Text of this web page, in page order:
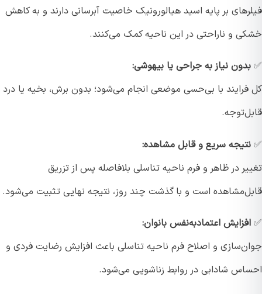
بر پایه اسید هیالورونیک خاصیت آبرسانی دارند و به کاهش
و ناراحتی در این ناحیه کمک می‌کنند.
نیاز به جراحی یا بیهوشی:
با بی‌حسی موضعی انجام می‌شود؛ بدون برش، بخیه یا درد
سریع و قابل مشاهده:
در ظاهر و فرم ناحیه تناسلی بلافاصله پس از تزریق
است و با گذشت چند روز، نتیجه نهایی تثبیت می‌شود.
اعتماد‌به‌نفس بانوان:
و اصلاح فرم ناحیه تناسلی باعث افزایش رضایت فردی و
شادابی در روابط زناشویی می‌شود.